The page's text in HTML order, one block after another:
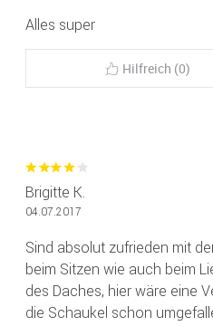
Alles super
Hilfreich (0)
Brigitte K.
04.07.2017
Sind absolut zufrieden mit
beim Sitzen wie auch beim
des Daches, hier wäre eine
die Schaukel schon